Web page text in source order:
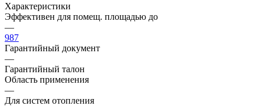
Характеристики
Эффективен для помещ. площадью до
—
987
Гарантийный документ
—
Гарантийный талон
Область применения
—
Для систем отопления